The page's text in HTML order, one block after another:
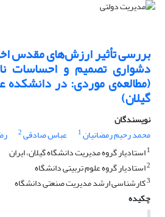
بررسی تأثیر ارزش‌های مقدس
دشواری تصمیم و احساسات
(مطالعه‌ی موردی: در دانشکده
گیلان)
نویسندگان
محمد رحیم رمضانیان1 عباس صادقی2
1استادیار گروه مدیریت دانشگاه گیلان، ایران
2استادیار گروه علوم تربیتی دانشگاه
3کارشناسی ارشد مدیریت صنعتی دانشگاه
چکیده